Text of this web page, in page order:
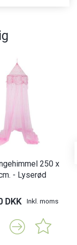
250 x
- Lyserød
DKK Inkl. moms